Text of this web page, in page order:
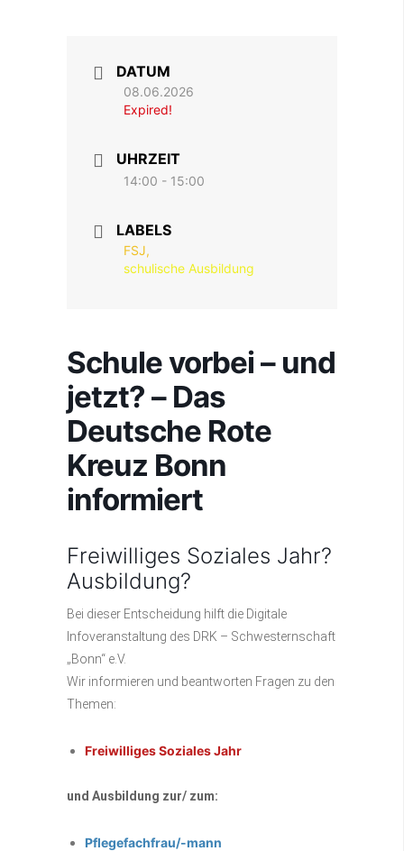
DATUM
08.06.2026
Expired!
UHRZEIT
14:00 - 15:00
LABELS
FSJ,
schulische Ausbildung
Schule vorbei – und
jetzt? – Das
Deutsche Rote
Kreuz Bonn
informiert
Freiwilliges Soziales Jahr?
Ausbildung?
Bei dieser Entscheidung hilft die Digitale
Infoveranstaltung des DRK – Schwesternschaft
„Bonn“ e.V.
Wir informieren und beantworten Fragen zu den
Themen:
Freiwilliges Soziales Jahr
und Ausbildung zur/ zum:
Pflegefachfrau/-mann